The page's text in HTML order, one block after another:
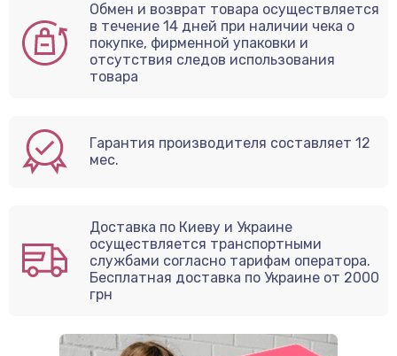
Обмен и возврат товара осуществляется
в течение 14 дней при наличии чека о
покупке, фирменной упаковки и
отсутствия следов использования
товара
Гарантия производителя составляет 12
мес.
Доставка по Киеву и Украине
осуществляется транспортными
службами согласно тарифам оператора.
Бесплатная доставка по Украине от 2000
грн